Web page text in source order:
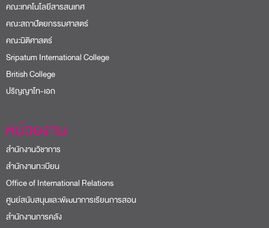
คณะเทคโนโลยีสารสนเทศ
คณะสถาปัตยกรรมศาสตร์
คณะนิติศาสตร์
Sripatum International College
British College
ปริญญาโท-เอก
หน่วยงาน
สำนักงานวิชาการ
สำนักงานทะเบียน
Office of International Relations
ศูนย์สนับสนุนและพัฒนาการเรียนการสอน
สำนักงานการคลัง